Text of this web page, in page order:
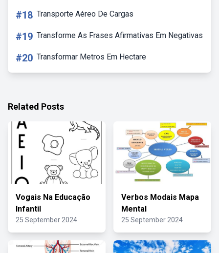
#18 Transporte Aéreo De Cargas
#19 Transforme As Frases Afirmativas Em Negativas
#20 Transformar Metros Em Hectare
Related Posts
Vogais Na Educação
Infantil
25 September 2024
Verbos Modais Mapa
Mental
25 September 2024